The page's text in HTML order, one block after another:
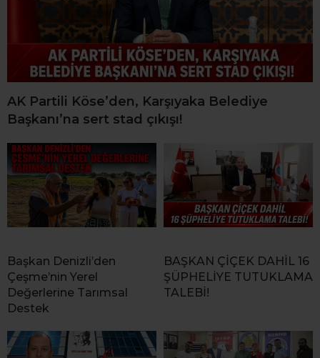
AK Partili Köse’den, Karşıyaka Belediye
Başkanı’na sert stad çıkışı!
Başkan Denizli’den
Çeşme’nin Yerel
Değerlerine Tarımsal
Destek
BAŞKAN ÇİÇEK DAHİL 16
ŞÜPHELİYE TUTUKLAMA
TALEBİ!